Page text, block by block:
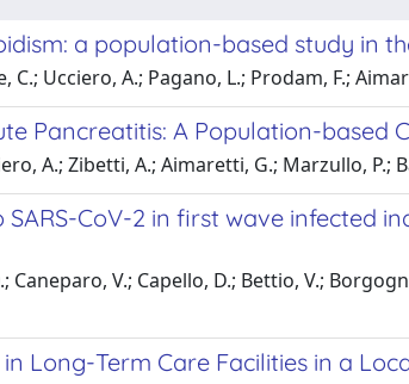
a population-based study in
C.; Ucciero, A.; Pagano, L.; Prodam, F.;
Pancreatitis: A Population-based
A.; Zibetti, A.; Aimaretti, G.; Marzullo, P.;
CoV-2 in first wave infected
V.; Capello, D.; Bettio, V.;
Long-Term Care Facilities in a